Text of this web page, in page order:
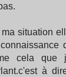
situation
cela que
à